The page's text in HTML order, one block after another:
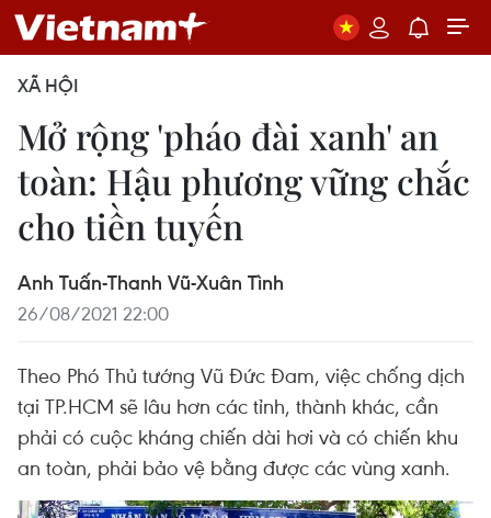
XÃ HỘI
Mở rộng 'pháo đài xanh' an
toàn: Hậu phương vững chắc
cho tiền tuyến
Anh Tuấn-Thanh Vũ-Xuân Tình
26/08/2021 22:00
Theo Phó Thủ tướng Vũ Đức Đam, việc chống dịch
tại TP.HCM sẽ lâu hơn các tỉnh, thành khác, cần
phải có cuộc kháng chiến dài hơi và có chiến khu
an toàn, phải bảo vệ bằng được các vùng xanh.